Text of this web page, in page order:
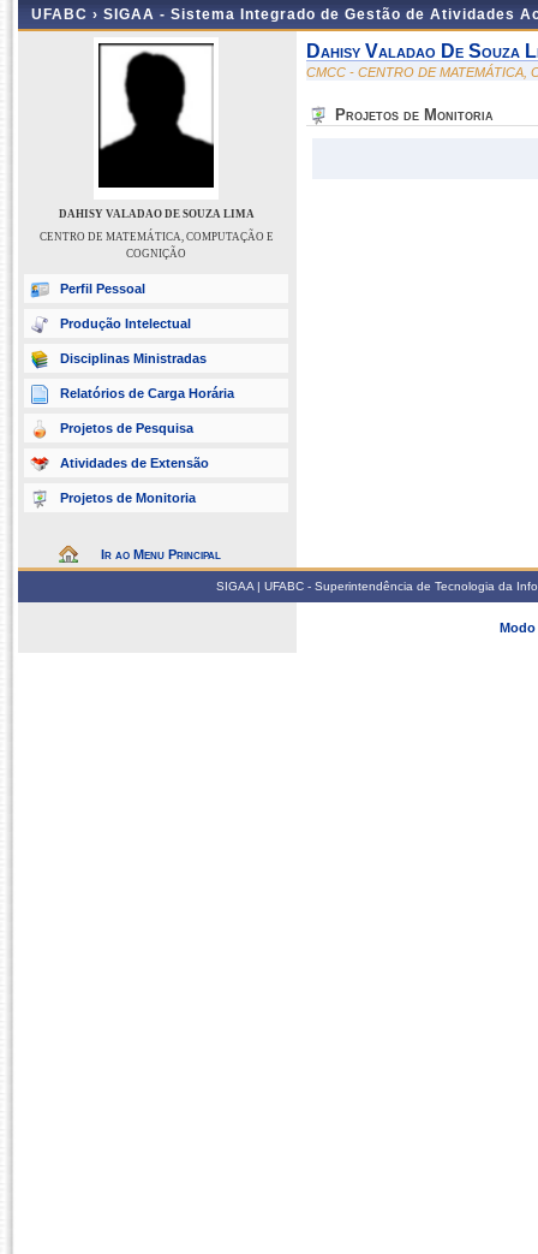
UFABC › SIGAA - Sistema Integrado de Gestão de Atividades
DAHISY VALADAO DE SOUZA LIMA
CENTRO DE MATEMÁTICA, COMPUTAÇÃO E
COGNIÇÃO
Perfil Pessoal
Produção Intelectual
Disciplinas Ministradas
Relatórios de Carga Horária
Projetos de Pesquisa
Atividades de Extensão
Projetos de Monitoria
Ir ao Menu Principal
Dahisy Valadao De Souza
CMCC - CENTRO DE MATEMÁTICA,
Projetos de Monitoria
SIGAA | UFABC - Superintendência de Tecnologia da
Modo